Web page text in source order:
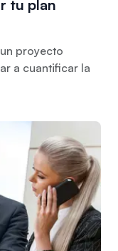
tu plan
proyecto
a cuantificar la